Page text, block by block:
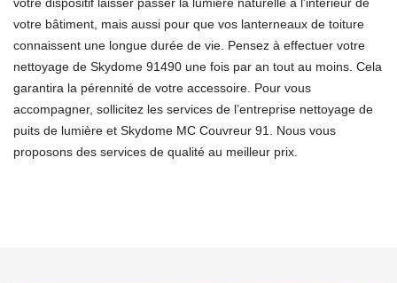
votre bâtiment, mais aussi pour que vos lanterneaux de toiture
connaissent une longue durée de vie. Pensez à effectuer votre
nettoyage de Skydome 91490 une fois par an tout au moins. Cela
garantira la pérennité de votre accessoire. Pour vous
accompagner, sollicitez les services de l’entreprise nettoyage de
puits de lumière et Skydome MC Couvreur 91. Nous vous
proposons des services de qualité au meilleur prix.